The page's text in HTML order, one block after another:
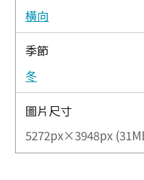
橫向
季節
冬
圖片尺寸
5272px×3948px